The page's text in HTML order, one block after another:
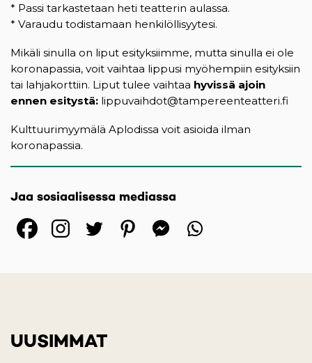
* Passi tarkastetaan heti teatterin aulassa.
* Varaudu todistamaan henkilöllisyytesi.
Mikäli sinulla on liput esityksiimme, mutta sinulla ei ole
koronapassia, voit vaihtaa lippusi myöhempiin esityksiin
tai lahjakorttiin. Liput tulee vaihtaa hyvissä ajoin
ennen esitystä: lippuvaihdot@tampereenteatteri.fi
Kulttuurimyymälä Aplodissa voit asioida ilman
koronapassia.
Jaa sosiaalisessa mediassa
(opens in a new tab)
(opens in a new tab)
(opens in a new
(opens in a
UUSIMMAT